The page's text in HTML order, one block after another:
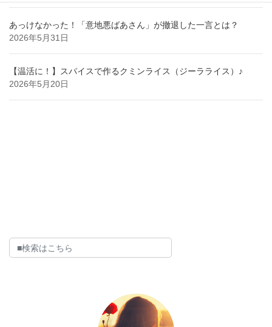
あっけなかった！「意地悪ばあさん」が撤退した一言とは？
2026年5月31日
【温活に！】スパイスで作るクミンライス（ジーラライス）♪
2026年5月20日